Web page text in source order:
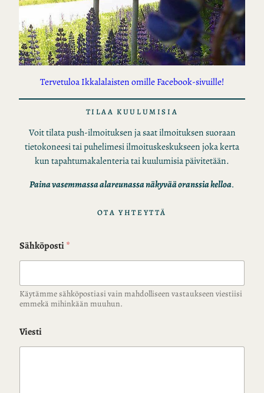
Tervetuloa Ikkalalaisten omille Facebook-sivuille!
TILAA KUULUMISIA
Voit tilata push-ilmoituksen ja saat ilmoituksen suoraan
tietokoneesi tai puhelimesi ilmoituskeskukseen joka kerta
kun tapahtumakalenteria tai kuulumisia päivitetään.
Paina vasemmassa alareunassa näkyvää oranssia kelloa.
OTA YHTEYTTÄ
Sähköposti*
Käytämme sähköpostiasi vain mahdolliseen vastaukseen viestiisi
emmekä mihinkään muuhun.
Viesti